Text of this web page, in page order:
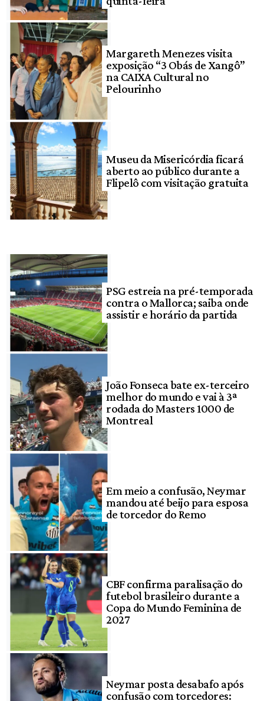
Margareth Menezes visita
exposição “3 Obás de Xangô”
na CAIXA Cultural no
Pelourinho
Museu da Misericórdia ficará
aberto ao público durante a
Flipelô com visitação gratuita
PSG estreia na pré-temporada
contra o Mallorca; saiba onde
assistir e horário da partida
João Fonseca bate ex-terceiro
melhor do mundo e vai à 3ª
rodada do Masters 1000 de
Montreal
Em meio a confusão, Neymar
mandou até beijo para esposa
de torcedor do Remo
CBF confirma paralisação do
futebol brasileiro durante a
Copa do Mundo Feminina de
2027
Neymar posta desabafo após
confusão com torcedores: